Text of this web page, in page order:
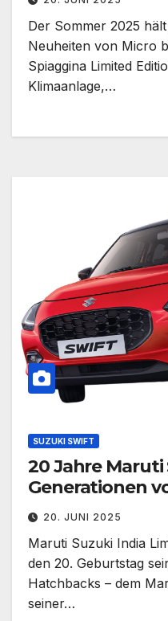
Der Sommer 2025
Neuheiten von Micro
Spiaggina Limited
Klimaanlage,…
SUZUKI SWIFT
20 Jahre Maruti
Generationen
20. JUNI 2025
Maruti Suzuki India
den 20. Geburtstag
Hatchbacks – dem
seiner…